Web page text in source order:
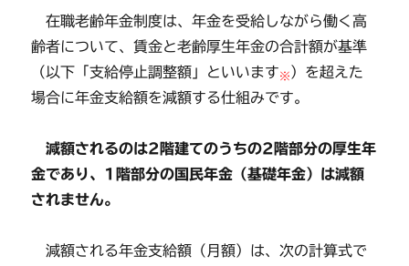
在職老齢年金制度は、年金を受給しながら働く高
齢者について、賃金と老齢厚生年金の合計額が基準
（以下「支給停止調整額」といいます※ ）を超えた
場合に年金支給額を減額する仕組みです。
減額されるのは2階建てのうちの2階部分の厚生年
金であり、1階部分の国民年金（基礎年金）は減額
されません。
減額される年金支給額（月額）は、次の計算式で